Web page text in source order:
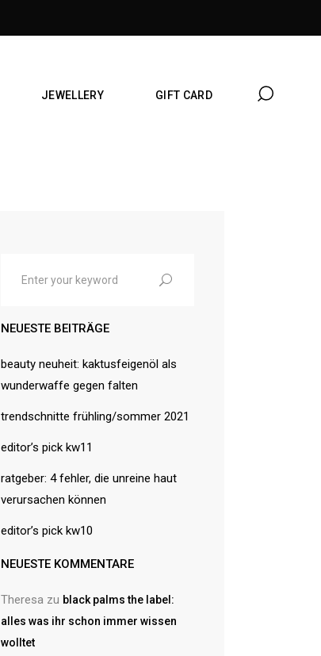
JEWELLERY GIFT CARD
NEUESTE BEITRÄGE
beauty neuheit: kaktusfeigenöl als
wunderwaffe gegen falten
trendschnitte frühling/sommer 2021
editor’s pick kw11
ratgeber: 4 fehler, die unreine haut
verursachen können
editor’s pick kw10
NEUESTE KOMMENTARE
Theresa zu black palms the label:
alles was ihr schon immer wissen
wolltet